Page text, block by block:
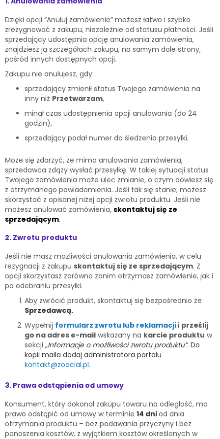
Dzięki opcji “Anuluj zamówienie” możesz łatwo i szybko
zrezygnować z zakupu, niezależnie od statusu płatności. Jeśli
sprzedający udostępnia opcję anulowania zamówienia,
znajdziesz ją szczegółach zakupu, na samym dole strony,
pośród innych dostępnych opcji.
Zakupu nie anulujesz, gdy:
sprzedający zmienił status Twojego zamówienia na
inny niż Przetwarzam,
minął czas udostępnienia opcji anulowania (do 24
godzin),
sprzedający podał numer do śledzenia przesyłki.
Może się zdarzyć, że mimo anulowania zamówienia,
sprzedawca zdąży wysłać przesyłkę. W takiej sytuacji status
Twojego zamówienia może ulec zmianie, o czym dowiesz się
z otrzymanego powiadomienia. Jeśli tak się stanie, możesz
skorzystać z opisanej niżej opcji zwrotu produktu. Jeśli nie
możesz anulować zamówienia, skontaktuj się ze
sprzedającym.
2. Zwrotu produktu
Jeśli nie masz możliwości anulowania zamówienia, w celu
rezygnacji z zakupu skontaktuj się ze sprzedającym. Z
opcji skorzystasz zarówno zanim otrzymasz zamówienie, jak i
po odebraniu przesyłki.
Aby zwrócić produkt, skontaktuj się bezpośrednio ze
Sprzedawcą.
Wypełnij formularz zwrotu lub reklamacjii prześlij
go na adres e-mail wskazany na karcie produktu w
sekcji „Informacje o możliwości zwrotu produktu”. Do
kopii maila dodaj administratora portalu
kontakt@zoocial.pl.
3. Prawa odstąpienia od umowy
Konsument, który dokonał zakupu towaru na odległość, ma
prawo odstąpić od umowy w terminie 14 dniod dnia
otrzymania produktu – bez podawania przyczyny i bez
ponoszenia kosztów, z wyjątkiem kosztów określonych w